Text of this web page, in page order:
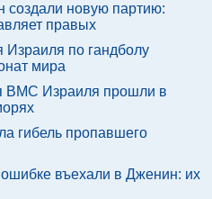
создали новую партию:
правых
по гандболу
мира
ВМС Израиля прошли в
гибель пропавшего
въехали в Дженин: их